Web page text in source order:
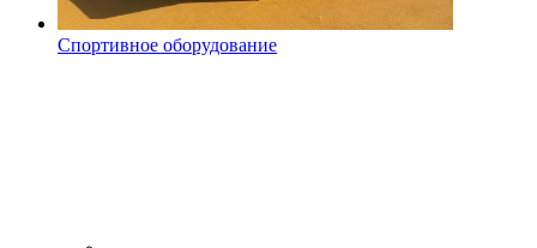
Спортивное оборудование